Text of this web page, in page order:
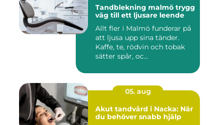
Tandblekning malmö trygg
väg till ett ljusare leende
Allt fler i Malmö funderar på
att ljusa upp sina tänder.
Kaffe, te, rödvin och tobak
sätter spår, oc...
05. aug
Akut tandvård i Nacka: När
du behöver snabb hjälp